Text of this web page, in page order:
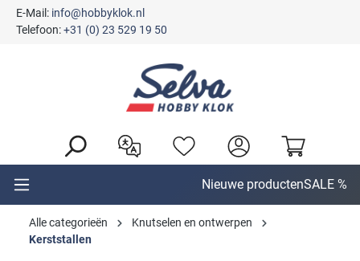
E-Mail: info@hobbyklok.nl
Telefoon:+31 (0) 23 529 19 50
Nieuwe productenSALE %
Alle categorieën
Knutselen en ontwerpen
Kerststallen